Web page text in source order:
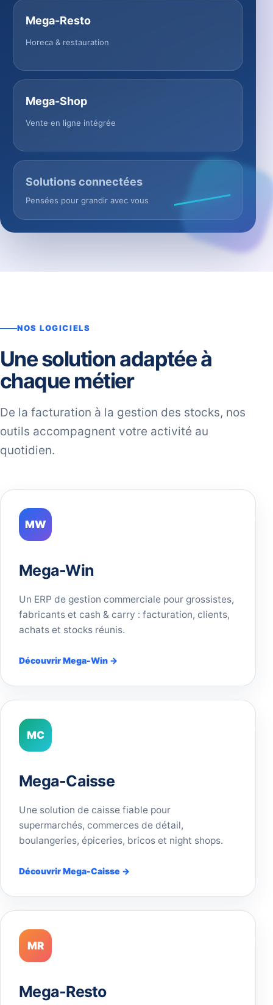
Mega-Resto
Horeca & restauration
Mega-Shop
Vente en ligne intégrée
Solutions connectées
Pensées pour grandir avec vous
NOS LOGICIELS
Une solution adaptée à
chaque métier
De la facturation à la gestion des stocks, nos
outils accompagnent votre activité au
quotidien.
MW
Mega-Win
Un ERP de gestion commerciale pour grossistes,
fabricants et cash & carry : facturation, clients,
achats et stocks réunis.
Découvrir Mega-Win →
MC
Mega-Caisse
Une solution de caisse fiable pour
supermarchés, commerces de détail,
boulangeries, épiceries, bricos et night shops.
Découvrir Mega-Caisse →
MR
Mega-Resto